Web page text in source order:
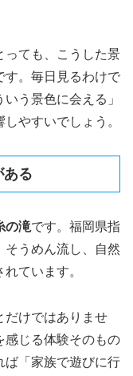
っても、こうした景
す。毎日見るわけで
う景色に会える」
やすいでしょう。
ある
の滝です。福岡県指
そうめん流し、自然
ています。
だけではありませ
感じる体験そのもの
ば「家族で遊びに行